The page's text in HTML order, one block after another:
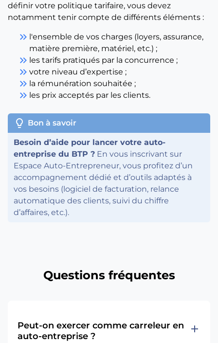
définir votre politique tarifaire, vous devez
notamment tenir compte de différents éléments :
keyboard_double_arrow_right l'ensemble de vos charges (loyers, assurance,
matière première, matériel, etc.) ;
keyboard_double_arrow_right les tarifs pratiqués par la concurrence ;
keyboard_double_arrow_right votre niveau d’expertise ;
keyboard_double_arrow_right la rémunération souhaitée ;
keyboard_double_arrow_right les prix acceptés par les clients.
lightbulb Bon à savoir
Besoin d’aide pour lancer votre auto-
entreprise du BTP ? En vous inscrivant sur
Espace Auto-Entrepreneur, vous profitez d’un
accompagnement dédié et d’outils adaptés à
vos besoins (logiciel de facturation, relance
automatique des clients, suivi du chiffre
d’affaires, etc.).
Questions fréquentes
Peut-on exercer comme carreleur en
auto-entreprise ?
add